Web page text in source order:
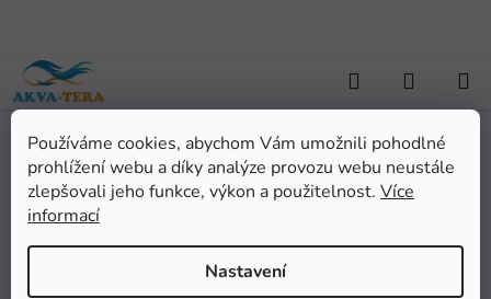
Používáme cookies, abychom Vám umožnili pohodlné
prohlížení webu a díky analýze provozu webu neustále
zlepšovali jeho funkce, výkon a použitelnost. Více
informací
Nastavení
obsah
Hledat
KOŠÍK
Domů / ZAHRADNÍ JEZÍRKA / Jezírková technika / Hadice a
příslušenství / Plastový držák hadice AQUA NOVA
Plastový držák hadice
AQUA NOVA
Podrobnosti hodnocení